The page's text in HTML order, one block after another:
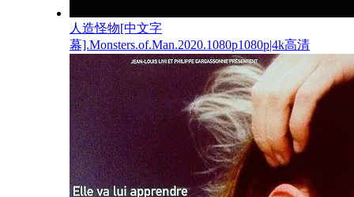
人造怪物[中文字
幕].Monsters.of.Man.2020.1080p1080p|4k高清